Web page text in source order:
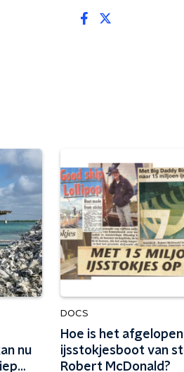
nu
DOCS
Hoe is het
ijsstokjesboot van
Robert McDonald?